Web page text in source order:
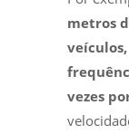
metros
vezes